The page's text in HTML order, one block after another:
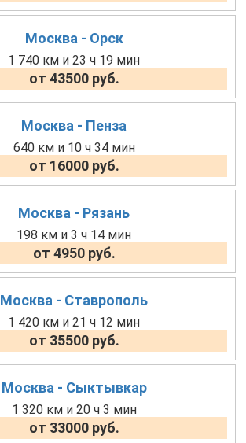
Москва - Орск
1 740 км и 23 ч 19 мин
от 43500 руб.
Москва - Пенза
640 км и 10 ч 34 мин
от 16000 руб.
Москва - Рязань
198 км и 3 ч 14 мин
от 4950 руб.
Москва - Ставрополь
1 420 км и 21 ч 12 мин
от 35500 руб.
Москва - Сыктывкар
1 320 км и 20 ч 3 мин
от 33000 руб.